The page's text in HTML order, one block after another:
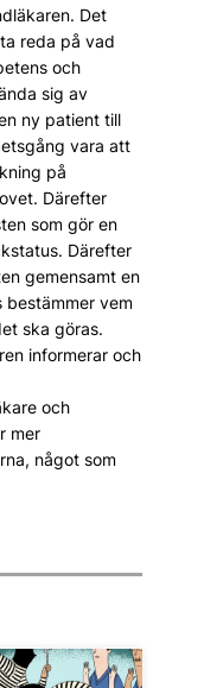
Det
reda på vad
och
sig av
ny patient till
vara att
på
Därefter
som gör en
Därefter
gemensamt en
bestämmer vem
ska göras.
informerar och
och
mer
något som